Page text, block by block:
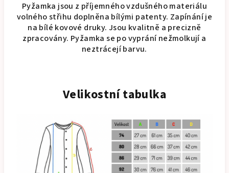
Pyžamka jsou z příjemného vzdušného materiálu
volného střihu doplněna bílými patenty. Zapínání je
na bílé kovové druky. Jsou kvalitně a precizně
zpracovány. Pyžamka se po vyprání nežmolkují a
neztrácejí barvu.
Velikostní tabulka